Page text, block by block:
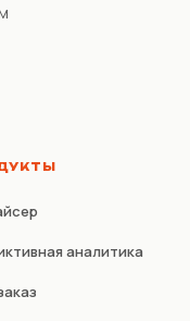
аналитика